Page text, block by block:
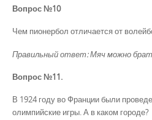
Вопрос №10
Чем пионербол отличается от
Правильный ответ: Мяч можно
Вопрос №11.
В 1924 году во Франции были
олимпийские игры. А в каком городе?